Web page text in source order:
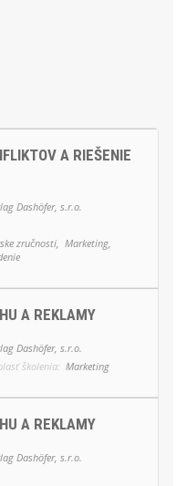
A RIEŠENIE
Dashöfer, s.r.o.
zručnosti, Marketing,
A REKLAMY
Dashöfer, s.r.o.
školenia: Marketing
A REKLAMY
Dashöfer, s.r.o.